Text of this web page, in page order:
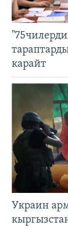
карайт
Украин